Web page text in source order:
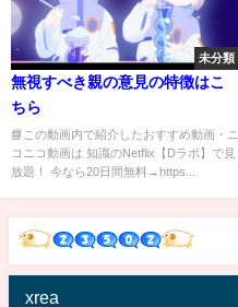
未分類
無視すべき親の意見の特徴はこ
ちら
📘この動画内で紹介したおすすめ動画・ニ
コニコ動画は 知識のNetflix【Dラボ】で見
放題！ 今なら20日間無料→https...
xrea